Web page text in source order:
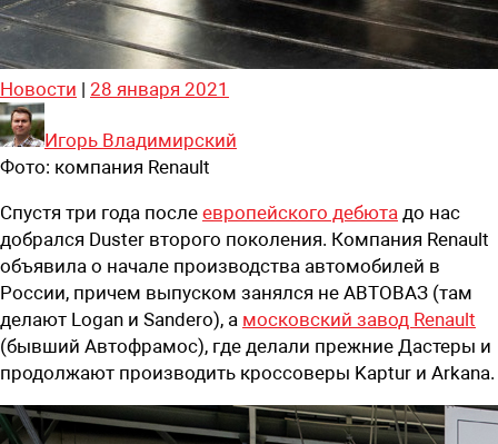
Новости | 28 января 2021
Игорь Владимирский
Фото: компания Renault
Спустя три года после европейского дебюта до нас
добрался Duster второго поколения. Компания Renault
объявила о начале производства автомобилей в
России, причем выпуском занялся не АВТОВАЗ (там
делают Logan и Sandero), а московский завод Renault
(бывший Автофрамос), где делали прежние Дастеры и
продолжают производить кроссоверы Kaptur и Arkana.